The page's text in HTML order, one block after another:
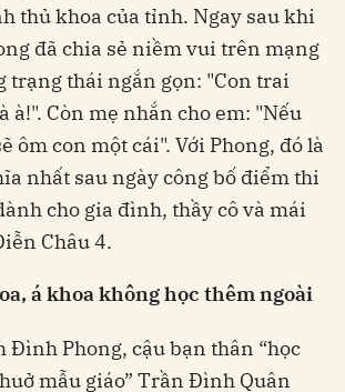
thủ khoa của tỉnh. Ngay sau khi
đã chia sẻ niềm vui trên mạng
trạng thái ngắn gọn: "Con trai
à!". Còn mẹ nhắn cho em: "Nếu
ôm con một cái". Với Phong, đó là
nhất sau ngày công bố điểm thi
cho gia đình, thầy cô và mái
Châu 4.
á khoa không học thêm ngoài
Đình Phong, cậu bạn thân “học
mẫu giáo” Trần Đình Quân